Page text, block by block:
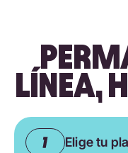
LÍNEA,
Elige tu